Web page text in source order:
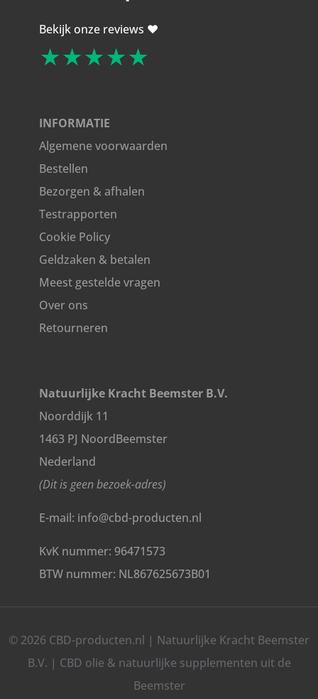
Bekijk onze reviews ❤️
★★★★★
INFORMATIE
Algemene voorwaarden
Bestellen
Bezorgen & afhalen
Testrapporten
Cookie Policy
Geldzaken & betalen
Meest gestelde vragen
Over ons
Retourneren
Natuurlijke Kracht Beemster B.V.
Noorddijk 11
1463 PJ NoordBeemster
Nederland
(Dit is geen bezoek-adres)
E-mail: info@cbd-producten.nl
KvK nummer: 96471573
BTW nummer: NL867625673B01
© 2026 CBD-producten.nl | Natuurlijke Kracht Beemster
B.V. | CBD olie & natuurlijke supplementen uit de
Beemster